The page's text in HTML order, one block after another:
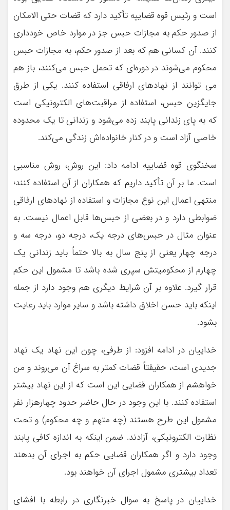
است و رئیس قوه قضاییه تأکید دارد که قضات حتی الامکان
از صدور حکم به مجازات حبس جز در موارد خاص خودداری
کنند. آن کسانی هم که بعد از صدور حکم، به مجازات حبس
محکوم می‌شوند در دوره‌ای که تحمل حبس می‌کنند، باز هم
می توانند از نهادهای ارفاقی استفاده کنند. یکی از طرق
جایگزین حبس، استفاده از مراقبت‌های الکترونیکی است
که به پای زندانی پابند زده می‌شود و زندانی تا یک محدوده
خاصی آزاد است و در کنار خانواده‌اش زندگی می‌کند.
سخنگوی قوه قضاییه ادامه داد: این روش، روش مناسبی
است. ما بر آن تأکید داریم که همکاران از آن استفاده کنند؛
منتهی اعمال این نوع مجازات و استفاده از نهادهای ارفاقی
ضوابطی دارد و در بعضی از حبس‌ها قابل اعمال نیست. به
عنوان مثال در حبس‌های درجه یک، درجه دو، درجه سه و
درجه چهار یعنی از پنج سال به بالا حتماً باید زندانی یک
چهارم از محکومیتش سپری شده باشد تا مشمول این حکم
قرار گیرد. علاوه بر آن شرایط دیگری هم وجود دارد از جمله
اینکه باید حسن اخلاق داشته باشد و سایر موارد باید رعایت
بشود.
خداییان در ادامه افزود: از طرفی، چون این نهاد یک نهاد
جدیدی است، حقیقتاً قضات کمتر به سراغ آن می‌روند و من
خواهشم از همکاران قضایی این است که از این نهاد بیشتر
استفاده کنند. با این وجود در حال حاضر حدود چهارهزار نفر
مشمول این طرح هستند (چه متهم و چه محکوم) و تحت
نظارت الکترونیکی، آزادند. ضمن اینکه به اندازه کافی پابند
وجود دارد و اگر همکاران قضایی حکم به اجرای آن بدهند
تعداد بیشتری مشمول اجرای آن خواهند بود.
خداییان در پاسخ به سوال خبرنگاری در رابطه با افشای